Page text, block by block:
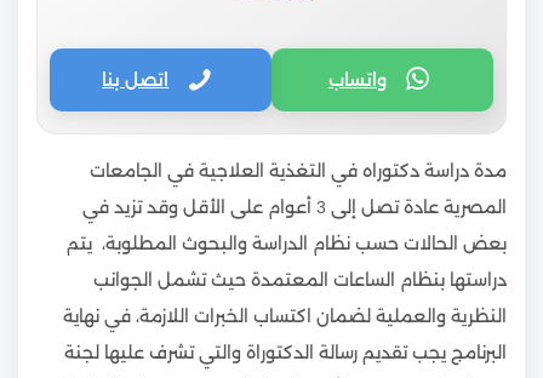
واتساب اتصل بنا
مدة دراسة دكتوراه في التغذية العلاجية في الجامعات
المصرية عادة تصل إلى 3 أعوام على الأقل وقد تزيد في
بعض الحالات حسب نظام الدراسة والبحوث المطلوبة، يتم
دراستها بنظام الساعات المعتمدة حيث تشمل الجوانب
النظرية والعملية لضمان اكتساب الخبرات اللازمة، في نهاية
البرنامج يجب تقديم رسالة الدكتوراة والتي تشرف عليها لجنة